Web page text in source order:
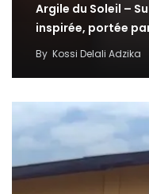
Argile du Soleil –
inspirée, portée
By Kossi Delali Adzika